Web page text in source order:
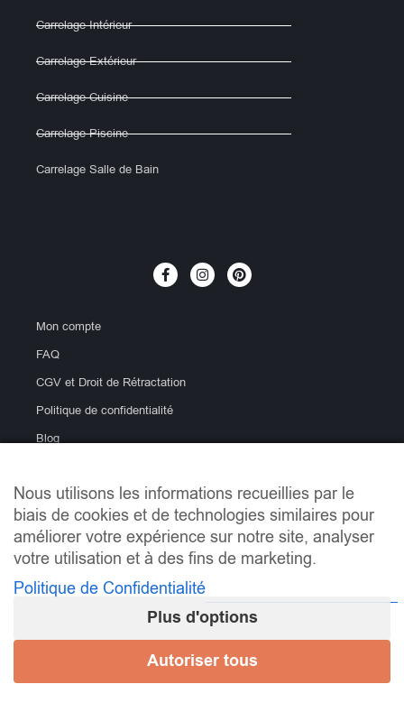
Carrelage Intérieur
Carrelage Extérieur
Carrelage Cuisine
Carrelage Piscine
Carrelage Salle de Bain
Mon compte
FAQ
CGV et Droit de Rétractation
Politique de confidentialité
Blog
info@lemondeducarrelage.fr | Copyright © Le Monde du
Carrelage
Mentions Légales
Nous utilisons les informations recueillies par le
biais de cookies et de technologies similaires pour
améliorer votre expérience sur notre site, analyser
votre utilisation et à des fins de marketing.
Politique de Confidentialité
Plus d'options
Autoriser tous